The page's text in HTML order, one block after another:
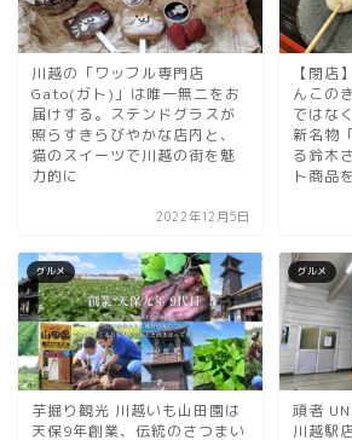
川越の「ワッフル専門店
Gato(ガト)」は唯一無二をお
届けする。ステンドグラスが
照らすきらびやかな店内と、
猫のスイーツで川越の街を魅
力的に
2022年12月5日
【閉店
んこの
ではな
新名物
る鈴木
ト商品
グルメ
芋掘り観光 川越いも山田園は
天保9年創業、伝統のさつまい
グルメ
頑者
川越駅